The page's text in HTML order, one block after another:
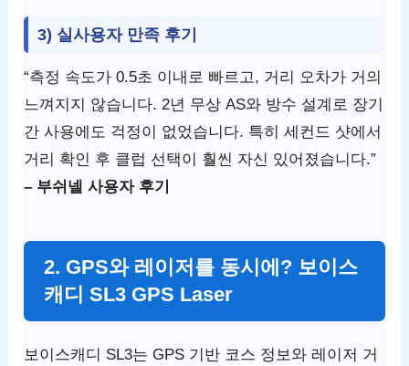
3) 실사용자 만족 후기
“측정 속도가 0.5초 이내로 빠르고, 거리 오차가 거의
느껴지지 않습니다. 2년 무상 AS와 방수 설계로 장기
간 사용에도 걱정이 없었습니다. 특히 세컨드 샷에서
거리 확인 후 클럽 선택이 훨씬 자신 있어졌습니다.”
– 부쉬넬 사용자 후기
2. GPS와 레이저를 동시에? 보이스
캐디 SL3 GPS Laser
보이스캐디 SL3는 GPS 기반 코스 정보와 레이저 거